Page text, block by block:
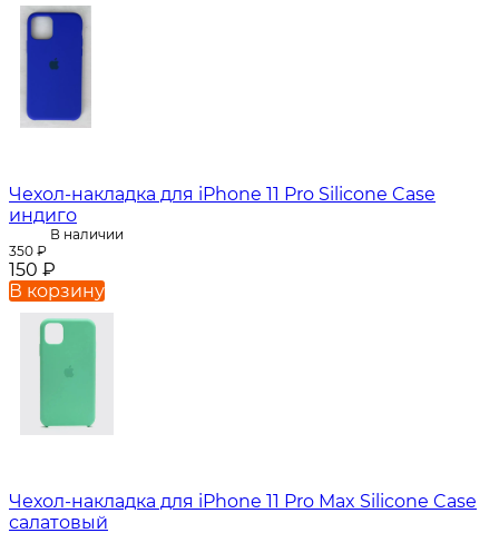
Чехол-накладка для iPhone 11 Pro Silicone Case
индиго
В наличии
350 ₽
150 ₽
В корзину
Чехол-накладка для iPhone 11 Pro Max Silicone Case
салатовый